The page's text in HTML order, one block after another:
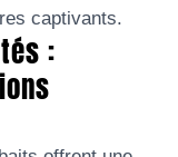
captivants.
: